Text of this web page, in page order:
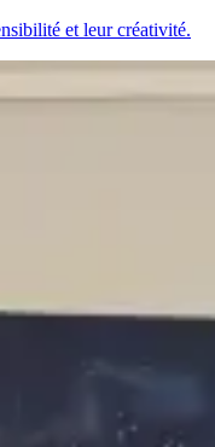
et leur créativité.